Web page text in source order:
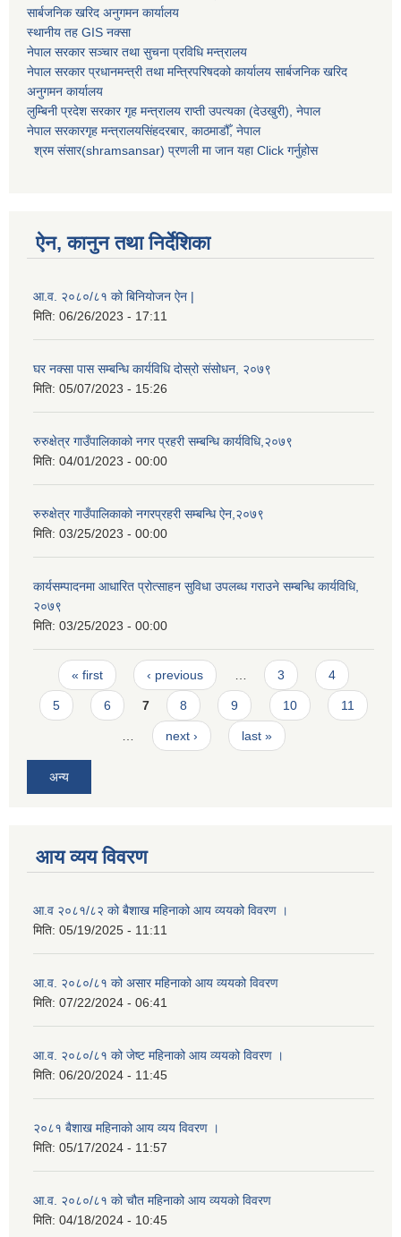
सार्बजनिक खरिद अनुगमन कार्यालय
स्थानीय तह GIS नक्सा
नेपाल सरकारसञ्चार तथा सुचना प्रविधि मन्त्रालय
नेपाल सरकार प्रधानमन्त्री तथा मन्त्रिपरिषदको कार्यालय सार्बजनिक खरिद
अनुगमन कार्यालय
लुम्बिनी प्रदेश सरकार गृह मन्त्रालय राप्ती उपत्यका (देउखुरी), नेपाल
नेपाल सरकारगृह मन्त्रालयसिंहदरबार, काठमाडौँ, नेपाल
श्रम संसार(shramsansar) प्रणली मा जान यहा Click गर्नुहोस
ऐन, कानुन तथा निर्देशिका
आ.व. २०८०/८१ को बिनियोजन ऐन |
मिति: 06/26/2023 - 17:11
घर नक्सा पास सम्बन्धि कार्यविधि दोस्रो संसोधन, २०७९
मिति: 05/07/2023 - 15:26
रुरुक्षेत्र गाउँपालिकाको नगर प्रहरी सम्बन्धि कार्यविधि,२०७९
मिति: 04/01/2023 - 00:00
रुरुक्षेत्र गाउँपालिकाको नगरप्रहरी सम्बन्धि ऐन,२०७९
मिति: 03/25/2023 - 00:00
कार्यसम्पादनमा आधारित प्रोत्साहन सुविधा उपलब्ध गराउने सम्बन्धि कार्यविधि,
२०७९
मिति: 03/25/2023 - 00:00
Pages
« first ‹ previous 3 4
5 6 7 8 9 10 11
next › last »
अन्य
आय व्यय विवरण
आ.व २०८१/८२ को बैशाख महिनाको आय व्ययको विवरण ।
मिति: 05/19/2025 - 11:11
आ.व. २०८०/८१ को असार महिनाको आय व्ययको विवरण
मिति: 07/22/2024 - 06:41
आ.व. २०८०/८१ को जेष्ट महिनाको आय व्ययको विवरण ।
मिति: 06/20/2024 - 11:45
२०८१ बैशाख महिनाको आय व्यय विवरण ।
मिति: 05/17/2024 - 11:57
आ.व. २०८०/८१ को चौत महिनाको आय व्ययको विवरण
मिति: 04/18/2024 - 10:45